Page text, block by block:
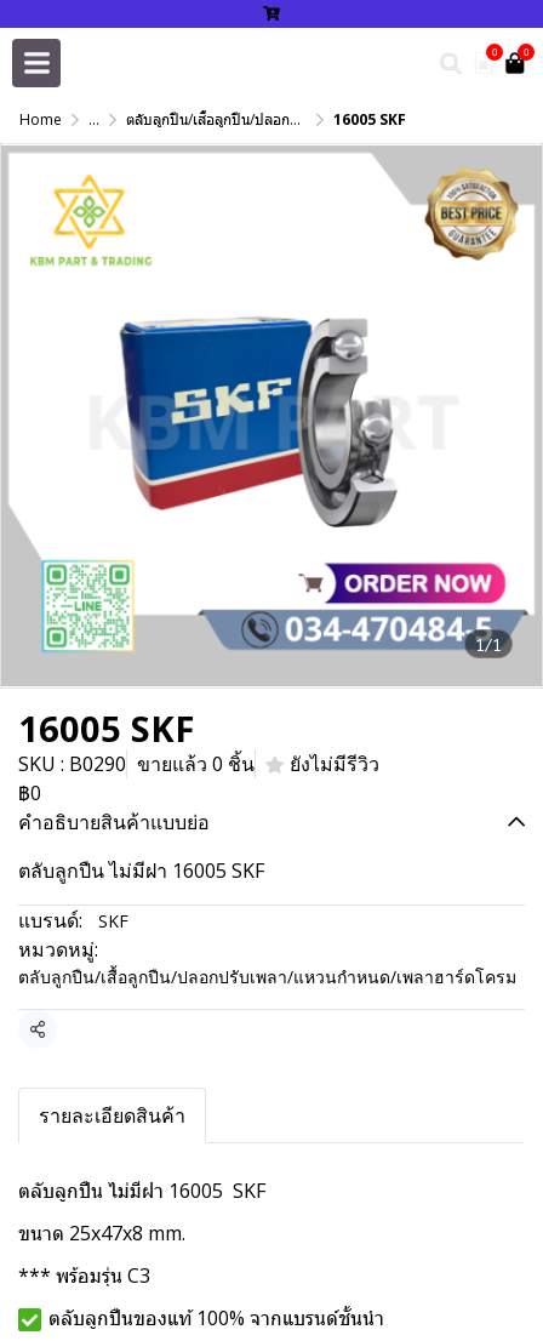
0 0
Home ... ตลับลูกปืน/เสื้อลูกปืน/ปลอกปรับเพลา/แหวนกำหนด/เพลาฮาร์ดโครม 16005 SKF
1/1
16005 SKF
SKU : B0290 ขายแล้ว 0 ชิ้น
ยังไม่มีรีวิว
฿0
คำอธิบายสินค้าแบบย่อ
ตลับลูกปืน ไม่มีฝา 16005 SKF
แบรนด์:
SKF
หมวดหมู่:
ตลับลูกปืน/เสื้อลูกปืน/ปลอกปรับเพลา/แหวนกำหนด/เพลาฮาร์ดโครม
แชร์
รายละเอียดสินค้า
ตลับลูกปืน ไม่มีฝา 16005 SKF
ขนาด 25x47x8 mm.
*** พร้อมรุ่น C3
ตลับลูกปืนของแท้ 100% จากแบรนด์ชั้นนำ